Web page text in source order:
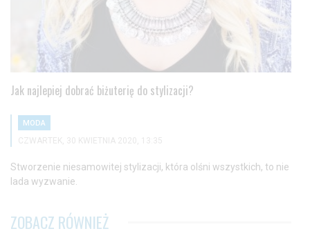
Jak najlepiej dobrać biżuterię do stylizacji?
MODA
CZWARTEK, 30 KWIETNIA 2020, 13:35
Stworzenie niesamowitej stylizacji, która olśni wszystkich, to nie
lada wyzwanie.
ZOBACZ RÓWNIEŻ